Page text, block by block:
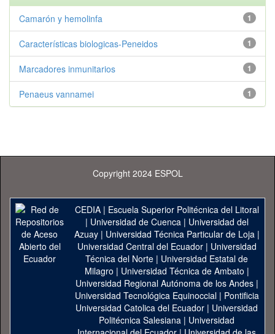
1
Camarón y hemolinfa
1
Características biologicas-Peneidos
1
Marcadores inmunitarios
1
Penaeus vannamei
Copyright 2024 ESPOL
CEDIA| Escuela Superior Politécnica del Litoral
| Universidad de Cuenca| Universidad del
Azuay| Universidad Técnica Particular de Loja|
Universidad Central del Ecuador| Universidad
Técnica del Norte | Universidad Estatal de
Milagro | Universidad Técnica de Ambato |
Universidad Regional Autónoma de los Andes|
Universidad Tecnológica Equinoccial| Pontificia
Universidad Catolica del Ecuador | Universidad
Politécnica Salesiana | Universidad